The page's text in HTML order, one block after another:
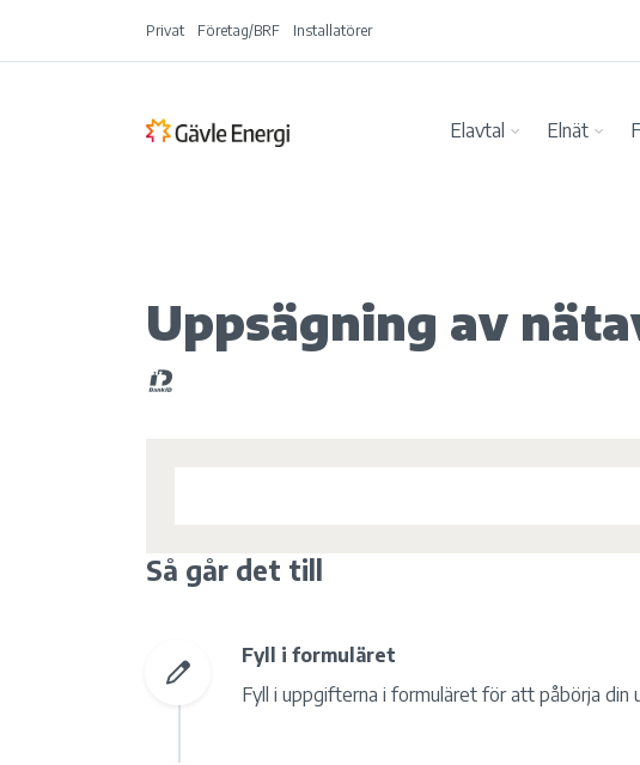
Privat Företag/BRF Installatörer
Elavtal Elnät
Uppsägning av
Så går det till
Fyll i formuläret
Fyll i uppgifterna i formuläret för att påbörja din